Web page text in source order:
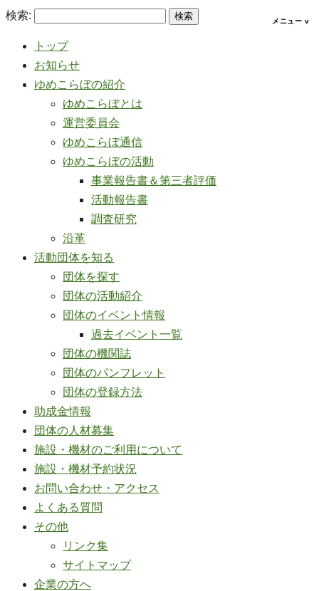
検索:
トップ
お知らせ
ゆめこらぼの紹介
ゆめこらぼとは
運営委員会
ゆめこらぼ通信
ゆめこらぼの活動
事業報告書＆第三者評価
活動報告書
調査研究
沿革
活動団体を知る
団体を探す
団体の活動紹介
団体のイベント情報
過去イベント一覧
団体の機関誌
団体のパンフレット
団体の登録方法
助成金情報
団体の人材募集
施設・機材のご利用について
施設・機材予約状況
お問い合わせ・アクセス
よくある質問
その他
リンク集
サイトマップ
企業の方へ